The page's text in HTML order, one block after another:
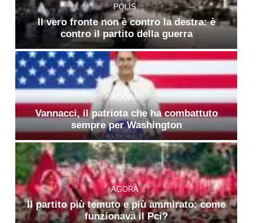
POLIS
Il vero fronte non è contro la destra: è
contro il partito della guerra
AGORÀ
Vannacci, il patriota che ha combattuto
sempre per Washington
AGORÀ
Il partito più temuto e più ammirato: come
funzionava il Pci?